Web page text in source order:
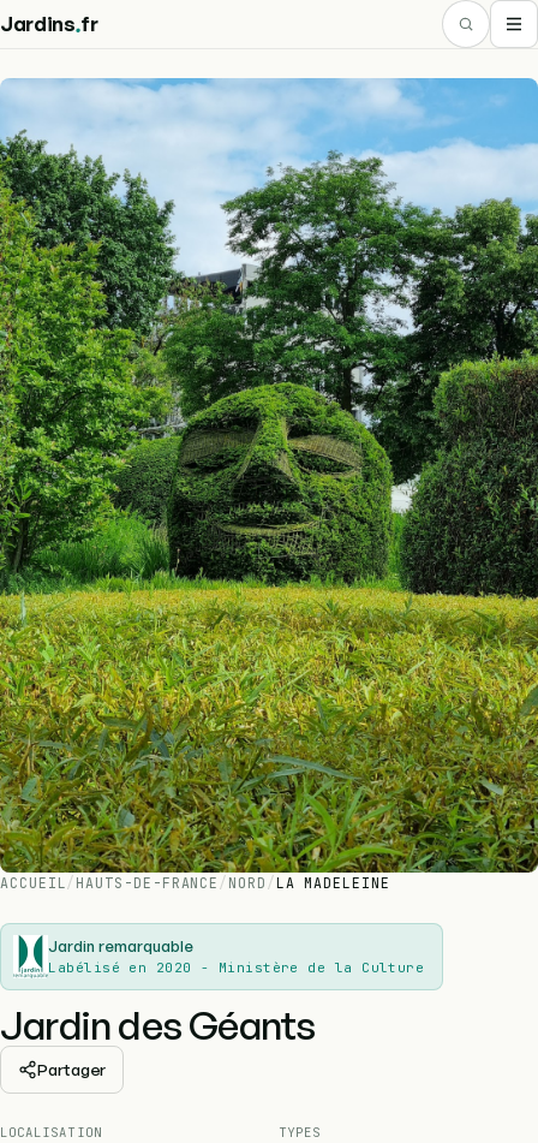
Jardins.fr
ACCUEIL/ HAUTS-DE-FRANCE / NORD / LA MADELEINE
Jardin remarquable
Labélisé en 2020 - Ministère de la Culture
Jardin des Géants
Partager
LOCALISATION TYPES